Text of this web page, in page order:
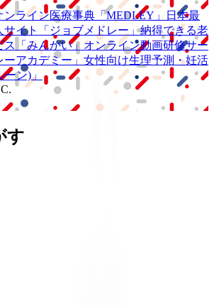
ンライン医療事典 「MEDLEY」
日本最
イト 「ジョブメドレー」納得できる老
ス
「みんかい」 オンライン動画研修サー
ーアカデミー」 女性向け生理予測・妊活
ン)」
す